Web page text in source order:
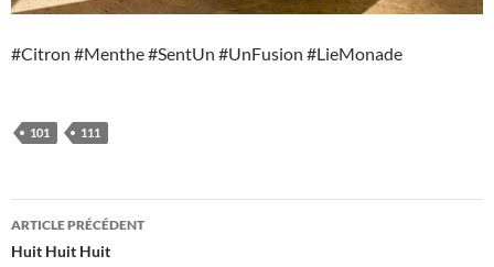
#Citron #Menthe #SentUn #UnFusion #LieMonade
101 111
Navigation
des
ARTICLE PRÉCÉDENT
Huit Huit Huit